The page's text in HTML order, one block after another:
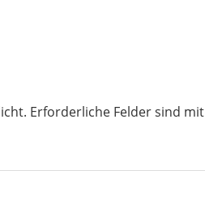
Erforderliche Felder sind mit